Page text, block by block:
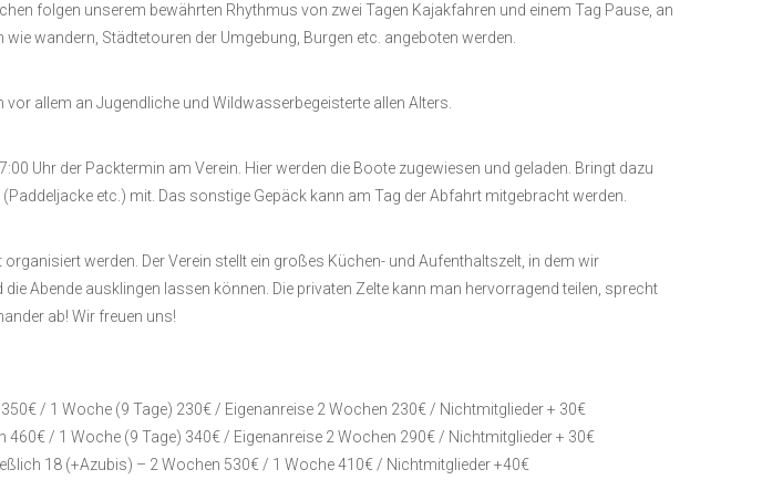
folgen unserem bewährten Rhythmus von zwei Tagen Kajakfahren und einem Tag Pause, an
wandern, Städtetouren der Umgebung, Burgen etc. angeboten werden.
vor allem an Jugendliche und Wildwasserbegeisterte allen Alters.
Uhr der Packtermin am Verein. Hier werden die Boote zugewiesen und geladen. Bringt dazu
etc.) mit. Das sonstige Gepäck kann am Tag der Abfahrt mitgebracht werden.
werden. Der Verein stellt ein großes Küchen- und Aufenthaltszelt, in dem wir
Abende ausklingen lassen können. Die privaten Zelte kann man hervorragend teilen, sprecht
ab! Wir freuen uns!
/ 1 Woche (9 Tage) 230€ / Eigenanreise 2 Wochen 230€ / Nichtmitglieder + 30€
460€ / 1 Woche (9 Tage) 340€ / Eigenanreise 2 Wochen 290€ / Nichtmitglieder + 30€
18 (+Azubis) – 2 Wochen 530€ / 1 Woche 410€ / Nichtmitglieder +40€